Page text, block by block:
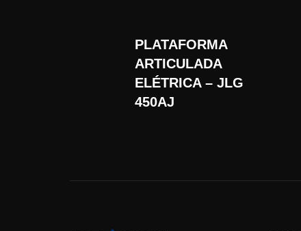
PLATAFORMA
ARTICULADA
ELÉTRICA – JLG
450AJ